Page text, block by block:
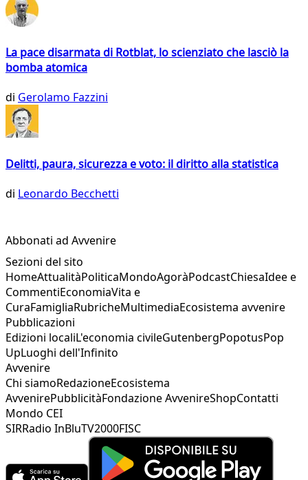
La pace disarmata di Rotblat, lo scienziato che lasciò la
bomba atomica
di Gerolamo Fazzini
Delitti, paura, sicurezza e voto: il diritto alla statistica
di Leonardo Becchetti
Abbonati ad Avvenire
Sezioni del sito
HomeAttualitàPoliticaMondoAgoràPodcastChiesaIdee e
CommentiEconomiaVita e
CuraFamigliaRubricheMultimediaEcosistema avvenire
Pubblicazioni
Edizioni localiL'economia civileGutenbergPopotusPop
UpLuoghi dell'Infinito
Avvenire
Chi siamoRedazioneEcosistema
AvvenirePubblicitàFondazione AvvenireShopContatti
Mondo CEI
SIRRadio InBluTV2000FISC